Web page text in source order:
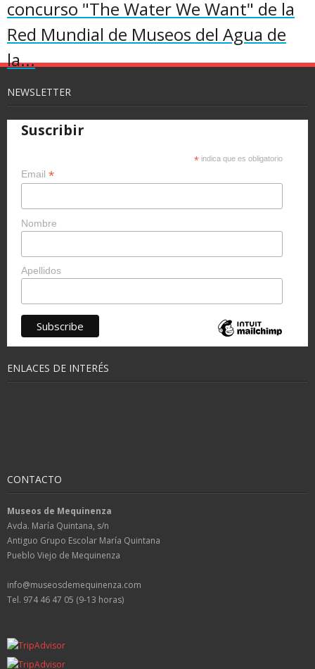
concurso "The Water We Want" de la
Red Mundial de Museos del Agua de
la...
NEWSLETTER
Suscribir
* indica que es obligatorio
Email *
Nombre
Apellidos
ENLACES DE INTERÉS
CONTACTO
Museos de Mequinenza
Avda. María Quintana, s/n
Antiguo Grupo Escolar María Quintana
Pueblo Viejo de Mequinenza
info@museosdemequinenza.com
Tel. 974 46 47 05 (9-13 horas)